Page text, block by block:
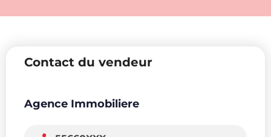
Contact du vendeur
Agence Immobiliere